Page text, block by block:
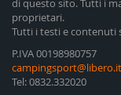
di questo sito. Tutti i
proprietari.
Tutti i testi e contenuti
P.IVA 00198980757
campingsport@libero.it
Tel: 0832.332020